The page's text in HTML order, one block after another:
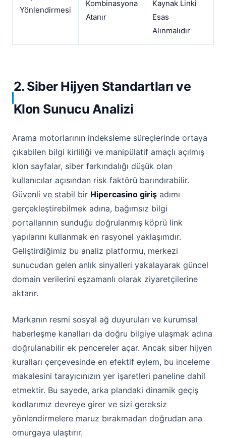
Yönlendirmesi
Kombinasyona
Atanır
Kaynak Linki
Esas
Alınmalıdır
2. Siber Hijyen Standartları ve
Klon Sunucu Analizi
Arama motorlarının indeksleme süreçlerinde ortaya
çıkabilen bilgi kirliliği ve manipülatif amaçlı açılmış
klon sayfalar, siber farkındalığı düşük olan
kullanıcılar açısından risk faktörü barındırabilir.
Güvenli ve stabil bir Hipercasino giriş adımı
gerçekleştirebilmek adına, bağımsız bilgi
portallarının sunduğu doğrulanmış köprü link
yapılarını kullanmak en rasyonel yaklaşımdır.
Geliştirdiğimiz bu analiz platformu, merkezi
sunucudan gelen anlık sinyalleri yakalayarak güncel
domain verilerini eşzamanlı olarak ziyaretçilerine
aktarır.
Markanın resmi sosyal ağ duyuruları ve kurumsal
haberleşme kanalları da doğru bilgiye ulaşmak adına
doğrulanabilir ek pencereler açar. Ancak siber hijyen
kuralları çerçevesinde en efektif eylem, bu inceleme
makalesini tarayıcınızın yer işaretleri paneline dahil
etmektir. Bu sayede, arka plandaki dinamik geçiş
kodlarımız devreye girer ve sizi gereksiz
yönlendirmelere maruz bırakmadan doğrudan ana
omurgaya ulaştırır.